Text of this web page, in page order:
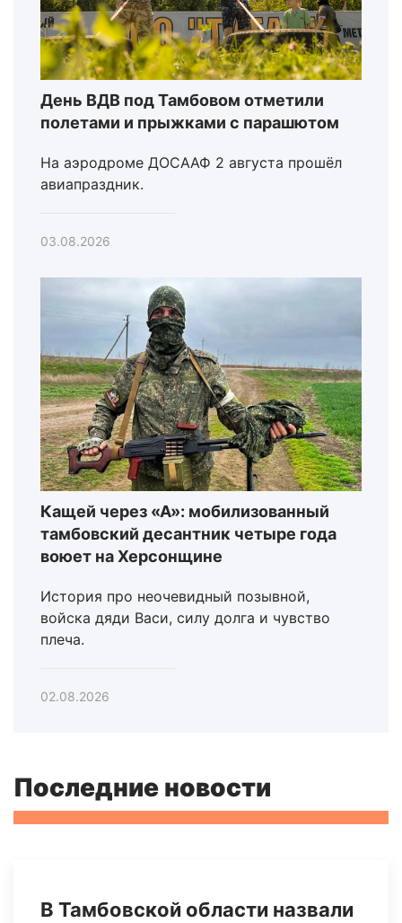
День ВДВ под Тамбовом отметили
полетами и прыжками с парашютом
На аэродроме ДОСААФ 2 августа прошёл
авиапраздник.
03.08.2026
Кащей через «А»: мобилизованный
тамбовский десантник четыре года
воюет на Херсонщине
История про неочевидный позывной,
войска дяди Васи, силу долга и чувство
плеча.
02.08.2026
Последние новости
В Тамбовской области назвали